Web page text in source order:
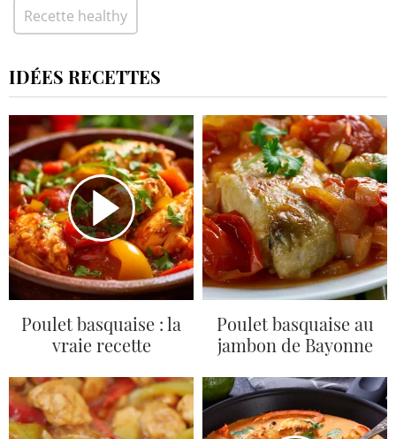
Recette healthy
IDÉES RECETTES
Poulet basquaise : la
vraie recette
Poulet basquaise au
jambon de Bayonne